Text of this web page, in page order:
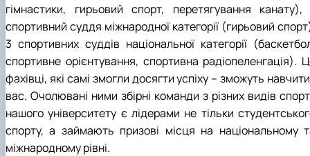
гімнастики, гирьовий спорт, перетягування канату),
спортивний суддя міжнародної категорії (гирьовий
3 спортивних суддів національної категорії
спортивне орієнтування, спортивна радіопеленгація).
фахівці, які самі змогли досягти успіху – зможуть навчити
вас. Очолювані ними збірні команди з різних видів
нашого університету є лідерами не тільки
спорту, а займають призові місця на національному
міжнародному рівні.